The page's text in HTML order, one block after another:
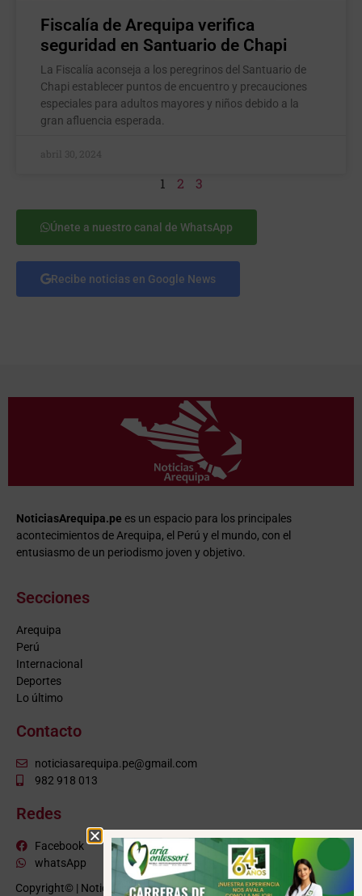
Fiscalía de Arequipa verifica
seguridad en Santuario de Chapi
La Fiscalía aconseja a los peregrinos del Santuario de
Chapi establecer puntos de encuentro y precauciones
especiales para adultos mayores y niños debido a la
gran afluencia esperada.
abril 30, 2024
1 2 3
Únete a nuestro canal de WhatsApp
Recibe noticias en Google News
NoticiasArequipa.pe es un espacio para los principales
acontecimientos de Arequipa, el Perú y el mundo, con el
entusiasmo de un periodismo joven y objetivo.
Secciones
Arequipa
Perú
Internacional
Deportes
Lo último
Contacto
noticiasarequipa.pe@gmail.com
982 918 013
Redes
Facebook
whatsApp
Copyright© | NoticiasArequipa.pe | Grupo HBA Noticias| Todos los